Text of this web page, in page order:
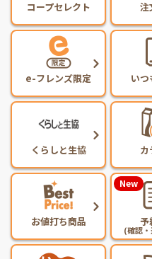
コープセレクト 注
e-フレンズ限定 いつ
くらしと生協 カ
お値打ち商品 予
(確認
New